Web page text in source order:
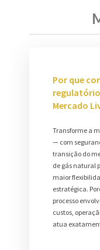
Por que
Mercado
Transforme a
— com
transição do
de gás natural
maior
estratégica.
processo
custos,
atua